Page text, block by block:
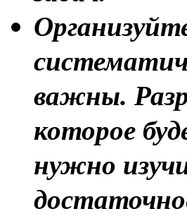
важны.
которое
нужно